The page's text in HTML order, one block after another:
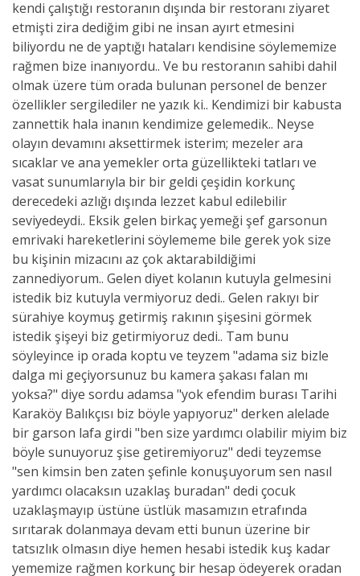
kendi çalıştığı restoranın dışında bir restoranı ziyaret
etmişti zira dediğim gibi ne insan ayırt etmesini
biliyordu ne de yaptığı hataları kendisine söylememize
rağmen bize inanıyordu.. Ve bu restoranın sahibi dahil
olmak üzere tüm orada bulunan personel de benzer
özellikler sergilediler ne yazık ki.. Kendimizi bir kabusta
zannettik hala inanın kendimize gelemedik.. Neyse
olayın devamını aksettirmek isterim; mezeler ara
sıcaklar ve ana yemekler orta güzellikteki tatları ve
vasat sunumlarıyla bir bir geldi çeşidin korkunç
derecedeki azlığı dışında lezzet kabul edilebilir
seviyedeydi.. Eksik gelen birkaç yemeği şef garsonun
emrivaki hareketlerini söylememe bile gerek yok size
bu kişinin mizacını az çok aktarabildiğimi
zannediyorum.. Gelen diyet kolanın kutuyla gelmesini
istedik biz kutuyla vermiyoruz dedi.. Gelen rakıyı bir
sürahiye koymuş getirmiş rakının şişesini görmek
istedik şişeyi biz getirmiyoruz dedi.. Tam bunu
söyleyince ip orada koptu ve teyzem "adama siz bizle
dalga mi geçiyorsunuz bu kamera şakası falan mı
yoksa?" diye sordu adamsa "yok efendim burası Tarihi
Karaköy Balıkçısı biz böyle yapıyoruz" derken alelade
bir garson lafa girdi "ben size yardımcı olabilir miyim biz
böyle sunuyoruz şise getiremiyoruz" dedi teyzemse
"sen kimsin ben zaten şefinle konuşuyorum sen nasıl
yardımcı olacaksın uzaklaş buradan" dedi çocuk
uzaklaşmayıp üstüne üstlük masamızın etrafında
sırıtarak dolanmaya devam etti bunun üzerine bir
tatsızlık olmasın diye hemen hesabi istedik kuş kadar
yememize rağmen korkunç bir hesap ödeyerek oradan